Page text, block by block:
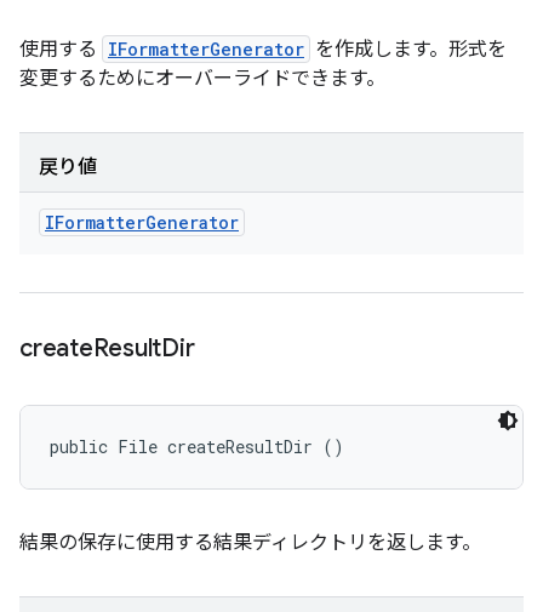
使用する IFormatterGenerator を作成します。形式を
変更するためにオーバーライドできます。
戻り値
IFormatterGenerator
createResultDir
public File createResultDir ()
結果の保存に使用する結果ディレクトリを返します。